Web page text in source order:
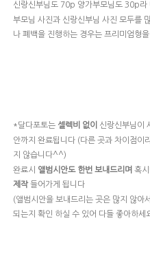
신랑신부님도 70p 양가부모님도 30p
부모님 사진과 신랑신부님 사진 모두를
나 폐백을 진행하는 경우는 프리미엄형
*달다포토는 셀렉비 없이 신랑신부님이
안까지 완료됩니다 (다른 곳과 차이점이
지 않습니다^^)
완료시 앨범시안도 한번 보내드리며 혹
제작들어가게 됩니다
(앨범시안을 보내드리는 곳은 많지 않아
되는지 확인 하실 수 있어 다들 좋아하